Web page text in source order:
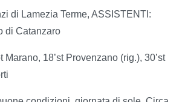
di Lamezia Terme, ASSISTENTI:
di Catanzaro
Marano, 18’st Provenzano (rig.), 30’st